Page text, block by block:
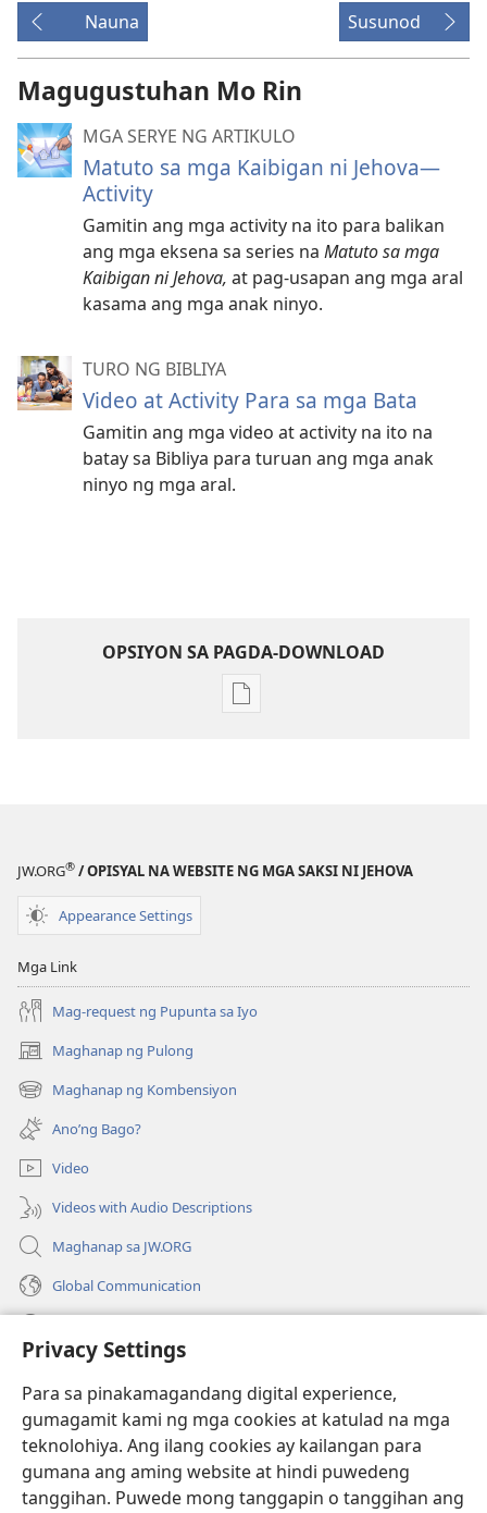
Privacy Settings
Para sa pinakamagandang digital experience,
gumagamit kami ng mga cookies at katulad na mga
teknolohiya. Ang ilang cookies ay kailangan para
gumana ang aming website at hindi puwedeng
tanggihan. Puwede mong tanggapin o tanggihan ang
Nauna Susunod
Magugustuhan Mo Rin
MGA SERYE NG ARTIKULO
Matuto sa mga Kaibigan ni Jehova—
Activity
Gamitin ang mga activity na ito para balikan
ang mga eksena sa series na Matuto sa mga
Kaibigan ni Jehova, at pag-usapan ang mga aral
kasama ang mga anak ninyo.
TURO NG BIBLIYA
Video at Activity Para sa mga Bata
Gamitin ang mga video at activity na ito na
batay sa Bibliya para turuan ang mga anak
ninyo ng mga aral.
OPSIYON SA PAGDA-DOWNLOAD
Opsiyon
Maging
Activity
JW.ORG® / OPISYAL NA WEBSITE NG MGA SAKSI NI JEHOVA
Appearance Settings
Mga Link
Mag-request ng Pupunta sa Iyo
Maghanap ng Pulong
(may
bubukas
na
bagong
window)
Maghanap ng Kombensiyon
(may
bubukas
na
bagong
window)
Ano’ng Bago?
Video
Videos with Audio Descriptions
Maghanap sa JW.ORG
Global Communication
(may
na
bagong
window)
Watchtower ONLINE LIBRARY™
(may
bubukas
na
JW Hub ®
(may